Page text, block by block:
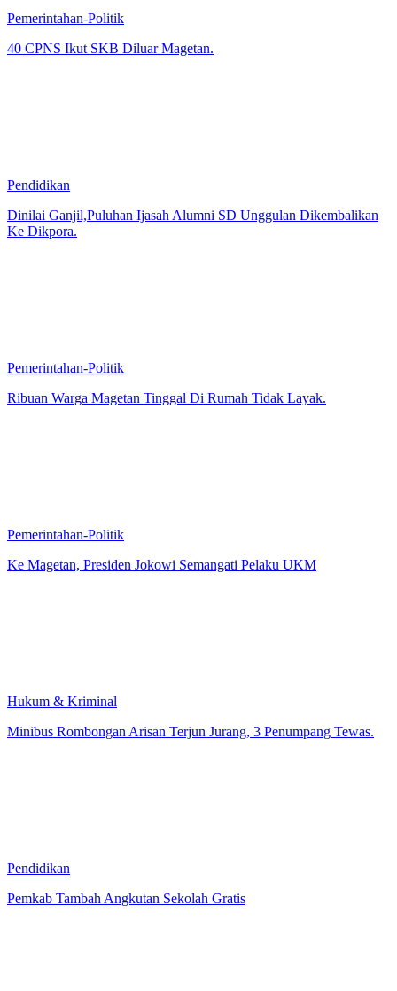
Pemerintahan-Politik
40 CPNS Ikut SKB Diluar Magetan.
Pendidikan
Dinilai Ganjil,Puluhan Ijasah Alumni SD Unggulan Dikembalikan
Ke Dikpora.
Pemerintahan-Politik
Ribuan Warga Magetan Tinggal Di Rumah Tidak Layak.
Pemerintahan-Politik
Ke Magetan, Presiden Jokowi Semangati Pelaku UKM
Hukum & Kriminal
Minibus Rombongan Arisan Terjun Jurang, 3 Penumpang Tewas.
Pendidikan
Pemkab Tambah Angkutan Sekolah Gratis